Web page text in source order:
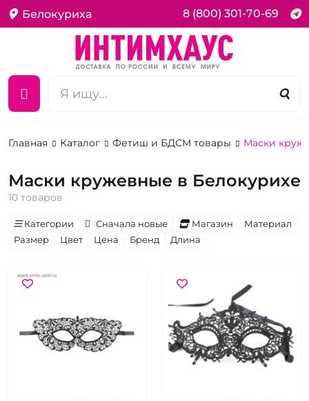
Белокуриха 8 (800) 301-70-69
Главная Каталог Фетиш и БДСМ товары Маски
Маски кружевные в Белокурихе
10 товаров
Категории Сначала новые Магазин
Материал
Размер
Цвет Цена Бренд Длина